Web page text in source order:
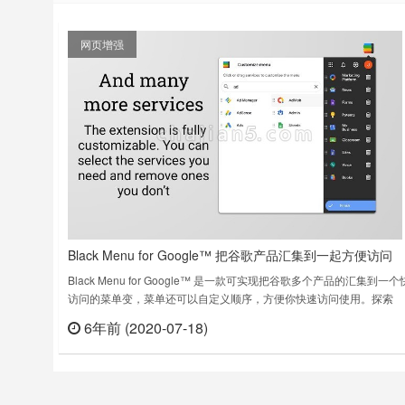
网页增强
Black Menu for Google™ 把谷歌产品汇集到一起方便访问
Black Menu for Google™ 是一款可实现把谷歌多个产品的汇集到一个
访问的菜单变，菜单还可以自定义顺序，方便你快速访问使用。探索
access to your favorite Google services with……
6年前 (2020-07-18)